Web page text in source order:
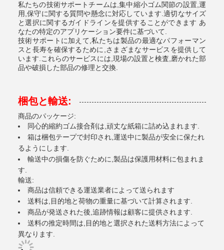
私たちの技術サポートチームは,集中縮小ゴム関節の設置,運
用,保守に関する質問や懸念に対応しています.適切なサイズ
と選択に関するガイドラインを提供することができます あ
なたの特定のアプリケーション要件に基づいて.
技術サポートに加えて,私たちは製品の最適なパフォーマン
スと長寿を確保するために,さまざまなサービスを提供して
います.これらのサービスには,現場の設置と検査,磨かれた部
品や破損した部品の修理と交換.
梱包と輸送:
商品のパッケージ:
同心的縮約ゴム接合剤は,頑丈な紙箱に詰め込まれます.
箱は梱包テープで封印され,運送中に製品が安全に保たれ
るようにします.
輸送中の損傷を防ぐために,製品は保護用材料に包まれま
す.
輸送:
商品は信頼できる運送業者によって送られます
送料は,目的地と荷物の重量に基づいて計算されます.
商品が発送された後,追跡情報は顧客に提供されます.
送料の推定時間は,目的地と選択された送料方法によって
異なります.